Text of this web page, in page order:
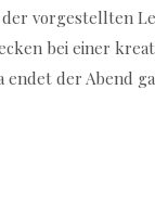
vorgestellten
bei einer
endet der Abend